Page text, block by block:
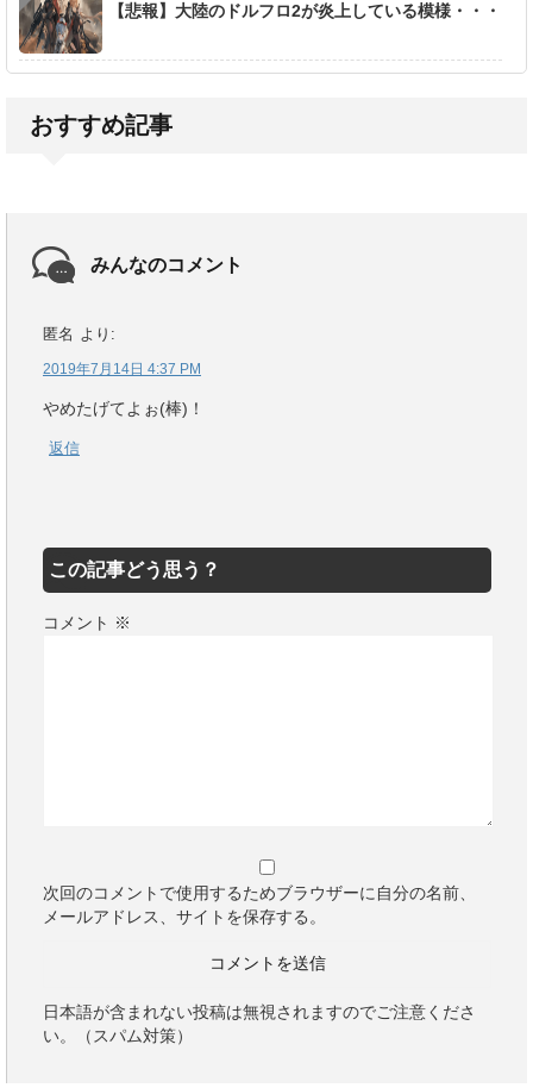
【悲報】大陸のドルフロ2が炎上している模様・・・
おすすめ記事
みんなのコメント
匿名 より:
2019年7月14日 4:37 PM
やめたげてよぉ(棒)！
返信
この記事どう思う？
コメント ※
次回のコメントで使用するためブラウザーに自分の名前、
メールアドレス、サイトを保存する。
日本語が含まれない投稿は無視されますのでご注意くださ
い。（スパム対策）